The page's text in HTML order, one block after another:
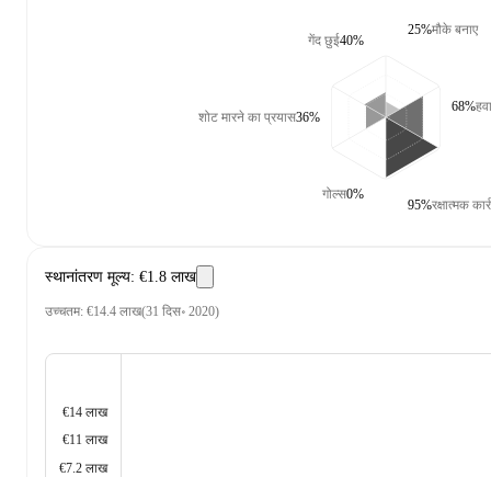
गेंद छुई40%
शोट मारने का प्रयास36%
गोल्स0%
मौके बनाए
25%
68%
रक्षात्मक
95%
स्थानांतरण मूल्य: €1.8 लाख
उच्चतम: €14.4 लाख(31 दिस॰ 2020)
€14 लाख
€11 लाख
€7.2 लाख